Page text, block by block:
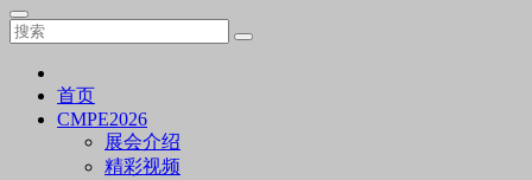
首页
CMPE2026
展会介绍
精彩视频